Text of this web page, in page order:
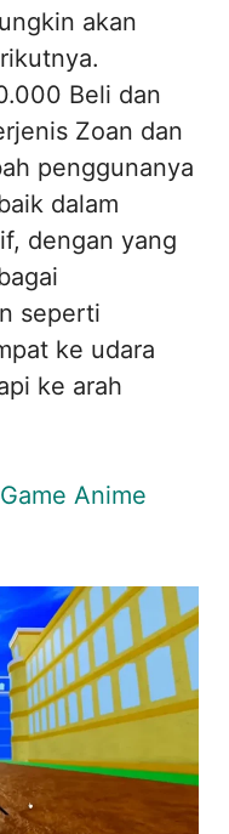
akan
Beli dan
Zoan dan
penggunanya
dalam
dengan yang
seperti
ke udara
ke arah
Anime